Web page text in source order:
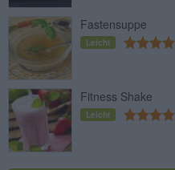
Fastensuppe
Leicht
Fitness Shake
Leicht